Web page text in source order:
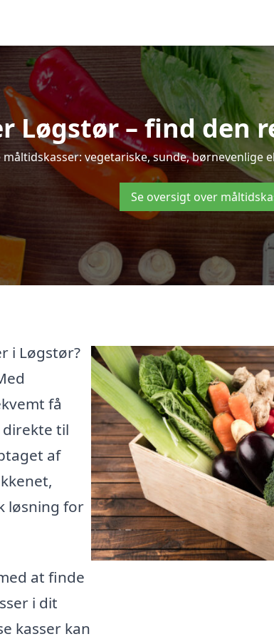
Løgstør – find den
vegetariske, sunde, børnevenlige
Se oversigt over
i Løgstør?
få
til
af
løsning for
at finde
i dit
kasser kan